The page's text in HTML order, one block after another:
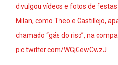
divulgou vídeos e fotos de
Milan, como Theo e Castillejo,
chamado “gás do riso”, na
pic.twitter.com/WGjGewCwzJ